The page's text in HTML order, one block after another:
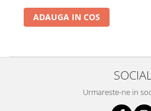
ADAUGA IN COS
Urmareste-ne in